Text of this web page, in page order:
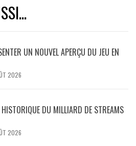
UN NOUVEL APERÇU DU JEU EN
2026
DU MILLIARD DE STREAMS
2026